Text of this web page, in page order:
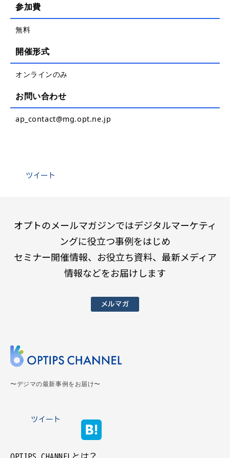
参加費
無料
開催形式
オンラインのみ
お問い合わせ
ap_contact@mg.opt.ne.jp
ツイート
オプトのメールマガジンではデジタルマーケティ
ングに役立つ事例をはじめ
セミナー開催情報、お役立ち資料、最新メディア
情報などをお届けします
メルマガ
〜デジマの最新事例をお届け〜
ツイート
OPTIPS CHANNELとは？